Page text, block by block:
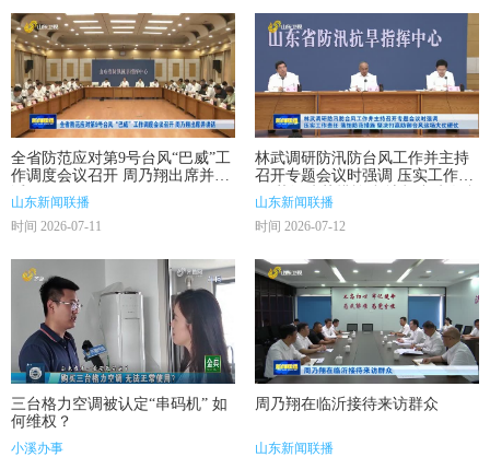
全省防范应对第9号台风“巴威”工
作调度会议召开 周乃翔出席并讲
话
山东新闻联播
时间 2026-07-11
林武调研防汛防台风工作并主持
召开专题会议时强调 压实工作责
任 落细防范措施 坚决打赢防御台
风这场大仗硬仗
山东新闻联播
时间 2026-07-12
三台格力空调被认定“串码机” 如
何维权？
小溪办事
周乃翔在临沂接待来访群众
山东新闻联播